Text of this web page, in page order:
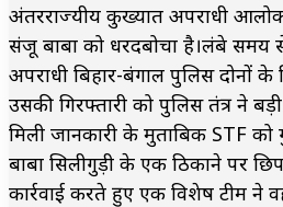
अंतरराज्यीय कुख्यात अपराधी
संजू बाबा को धरदबोचा है।लंबे समय
अपराधी बिहार-बंगाल पुलिस दोनों के
उसकी गिरफ्तारी को पुलिस तंत्र ने
मिली जानकारी के मुताबिक STF
बाबा सिलीगुड़ी के एक ठिकाने पर
कार्रवाई करते हुए एक विशेष टीम ने